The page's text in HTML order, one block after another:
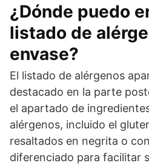
¿Dónde puedo
listado de
envase?
El listado de alérgenos
destacado en la parte
el apartado de
alérgenos, incluido el
resaltados en negrita o
diferenciado para facilitar